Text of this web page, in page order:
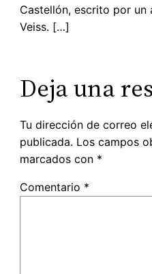
Castellón, escrito por un
Veiss. […]
Deja una
Tu dirección de correo
publicada. Los campos
marcados con *
Comentario *